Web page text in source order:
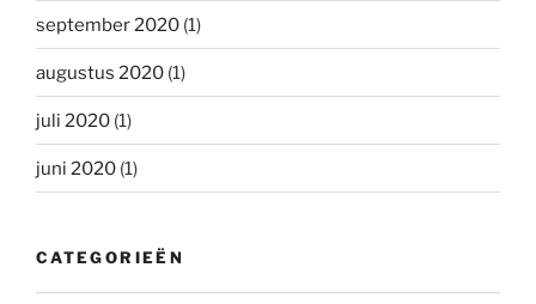
september 2020 (1)
augustus 2020 (1)
juli 2020 (1)
juni 2020 (1)
CATEGORIEËN